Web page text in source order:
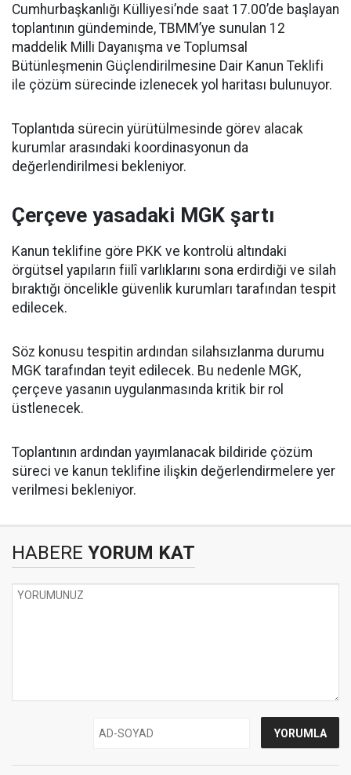
Cumhurbaşkanlığı Külliyesi’nde saat 17.00’de başlayan
toplantının gündeminde, TBMM’ye sunulan 12
maddelik Milli Dayanışma ve Toplumsal
Bütünleşmenin Güçlendirilmesine Dair Kanun Teklifi
ile çözüm sürecinde izlenecek yol haritası bulunuyor.
Toplantıda sürecin yürütülmesinde görev alacak
kurumlar arasındaki koordinasyonun da
değerlendirilmesi bekleniyor.
Çerçeve yasadaki MGK şartı
Kanun teklifine göre PKK ve kontrolü altındaki
örgütsel yapıların fiilî varlıklarını sona erdirdiği ve silah
bıraktığı öncelikle güvenlik kurumları tarafından tespit
edilecek.
Söz konusu tespitin ardından silahsızlanma durumu
MGK tarafından teyit edilecek. Bu nedenle MGK,
çerçeve yasanın uygulanmasında kritik bir rol
üstlenecek.
Toplantının ardından yayımlanacak bildiride çözüm
süreci ve kanun teklifine ilişkin değerlendirmelere yer
verilmesi bekleniyor.
HABERE YORUM KAT